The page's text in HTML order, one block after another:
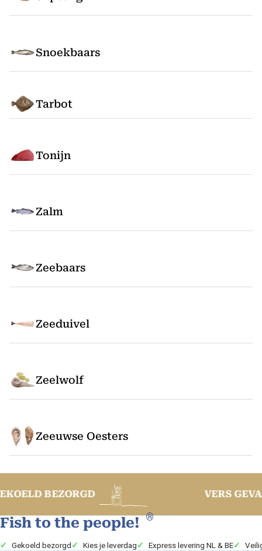
Snoekbaars
Tarbot
Tonijn
Zalm
Zeebaars
Zeeduivel
Zeelwolf
Zeeuwse Oesters
VERS GEVANGEN
Fish to the people! ®
Gekoeld bezorgd Kies je leverdag Express levering NL & BE